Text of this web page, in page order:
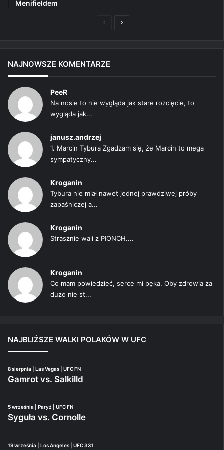
Menifieldem
PoprzedniaNastępna
NAJNOWSZE KOMENTARZE
PeeR
Na nosie to nie wygląda jak stare rozcięcie, to
wygląda jak...
janusz.andrzej
1. Marcin Tybura Zgadzam się, że Marcin to mega
sympatyczny...
Kroganin
Tybura nie miał nawet jednej prawdziwej próby
zapaśniczej a...
Kroganin
Strasznie wali z PIONCH....
Kroganin
Co mam powiedzieć, serce mi pęka. Oby zdrowia za
dużo nie st...
NAJBLIŻSZE WALKI POLAKÓW W UFC
8 sierpnia | Las Vegas | UFC FN
Gamrot vs. Salkilld
5 września | Paryż | UFC FN
Syguła vs. Cornolle
19 września | Los Angeles | UFC 331